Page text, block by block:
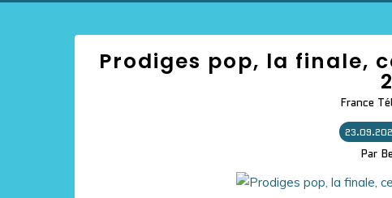
Prodiges pop, la finale,
2
France
Par